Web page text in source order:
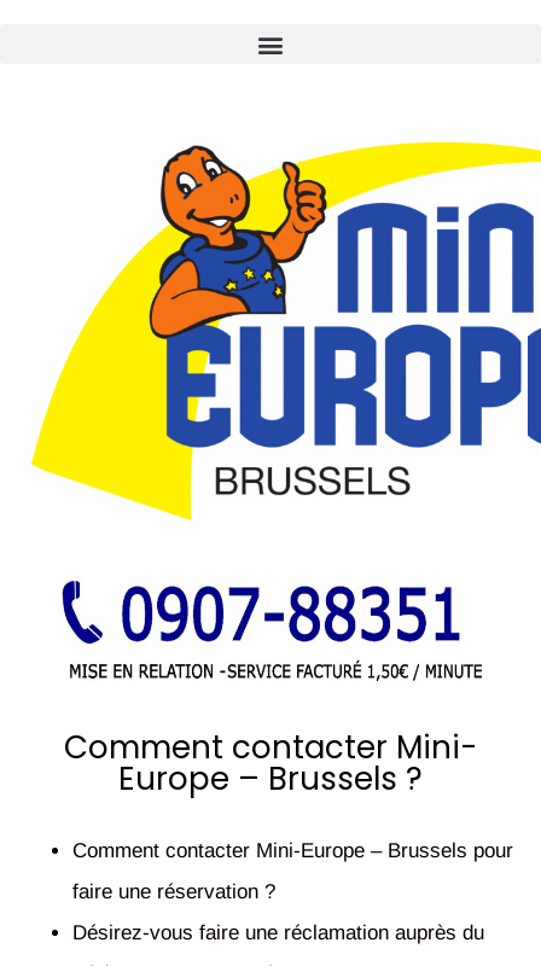
Comment contacter Mini-
Europe – Brussels ?
Comment contacter Mini-Europe – Brussels pour
faire une réservation ?
Désirez-vous faire une réclamation auprès du